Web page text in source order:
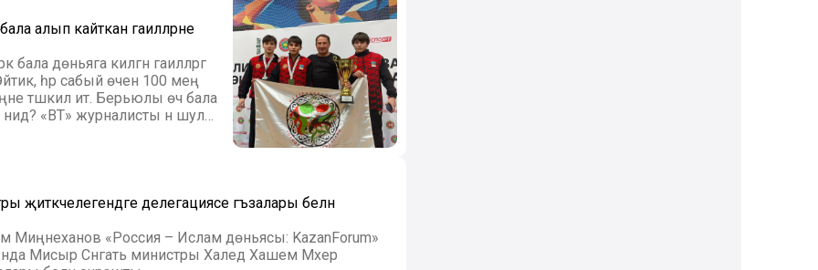
алып кайткан гаиләләрне
дөньяга килгән гаиләләргә
һәр сабый өчен 100 мең
тәшкил итә. Берьюлы өч бала
«ВТ» журналисты әнә шул
җитәкчелегендәге делегациясе әгъзалары белән
Миңнеханов «Россия – Ислам дөньясы: KazanForum»
Мисыр Сәнәгать министры Халед Хашем Мәхер